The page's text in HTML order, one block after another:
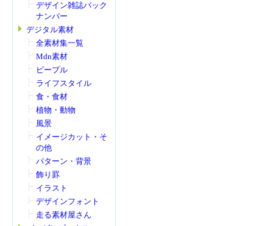
デザイン雑誌バック
ナンバー
デジタル素材
全素材集一覧
Mdn素材
ピープル
ライフスタイル
食・食材
植物・動物
風景
イメージカット・そ
の他
パターン・背景
飾り罫
イラスト
デザインフォント
走る素材屋さん